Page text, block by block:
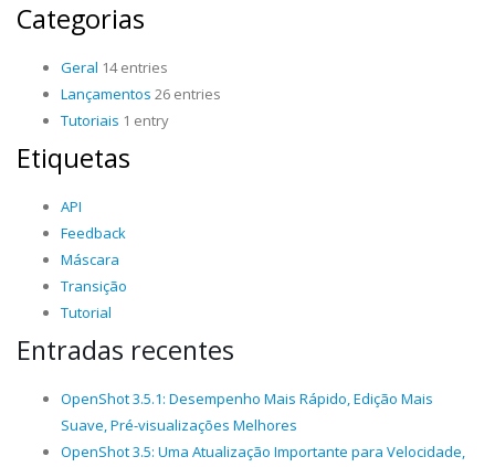
Categorias
Geral 14 entries
Lançamentos 26 entries
Tutoriais 1 entry
Etiquetas
API
Feedback
Máscara
Transição
Tutorial
Entradas recentes
OpenShot 3.5.1: Desempenho Mais Rápido, Edição Mais
Suave, Pré-visualizações Melhores
OpenShot 3.5: Uma Atualização Importante para Velocidade,